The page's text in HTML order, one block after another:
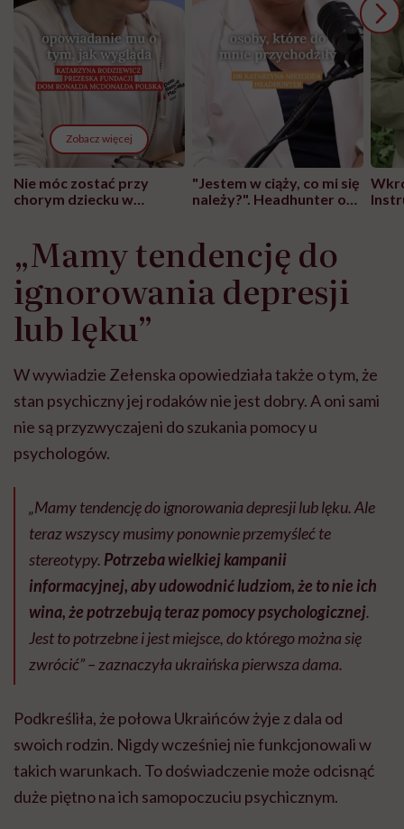
Zobacz więcej
Nie móc zostać przy
chorym dziecku w
może chyba tylko
głupota i brak
wyobraźni"
"Jestem w ciąży, co mi się
należy?". Headhunter o
pracy
„Mamy tendencję do
ignorowania depresji
lub lęku”
W wywiadzie Zełenska opowiedziała także o tym, że
stan psychiczny jej rodaków nie jest dobry. A oni sami
nie są przyzwyczajeni do szukania pomocy u
psychologów.
„Mamy tendencję do ignorowania depresji lub lęku. Ale
teraz wszyscy musimy ponownie przemyśleć te
stereotypy. Potrzeba wielkiej kampanii
informacyjnej, aby udowodnić ludziom, że to nie ich
wina, że ​​potrzebują teraz pomocy psychologicznej.
Jest to potrzebne i jest miejsce, do którego można się
zwrócić” – zaznaczyła ukraińska pierwsza dama.
Podkreśliła, że połowa Ukraińców żyje z dala od
swoich rodzin. Nigdy wcześniej nie funkcjonowali w
takich warunkach. To doświadczenie może odcisnąć
duże piętno na ich samopoczuciu psychicznym.